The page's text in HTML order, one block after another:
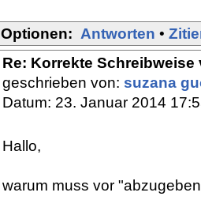
Optionen: Antworten •
Re: Korrekte Schreibweise
geschrieben von: suzana
Datum: 23. Januar 2014
Hallo,
warum muss vor